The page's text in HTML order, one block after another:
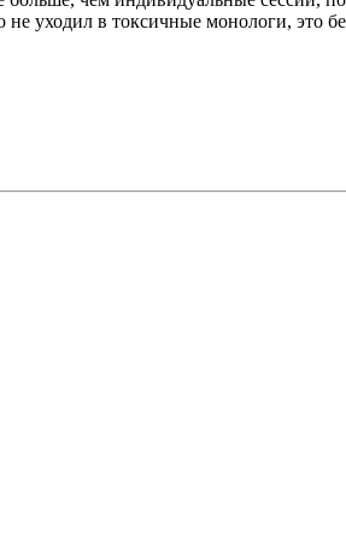
уходил в токсичные монологи, это